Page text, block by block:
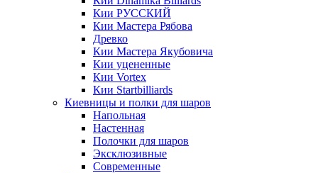
Кии РУССКИЙ
Кии Мастера Рябова
Древко
Кии Мастера Якубовича
Кии уцененные
Кии Vortex
Кии Startbilliards
Киевницы и полки для шаров
Напольная
Настенная
Полочки для шаров
Эксклюзивные
Современные